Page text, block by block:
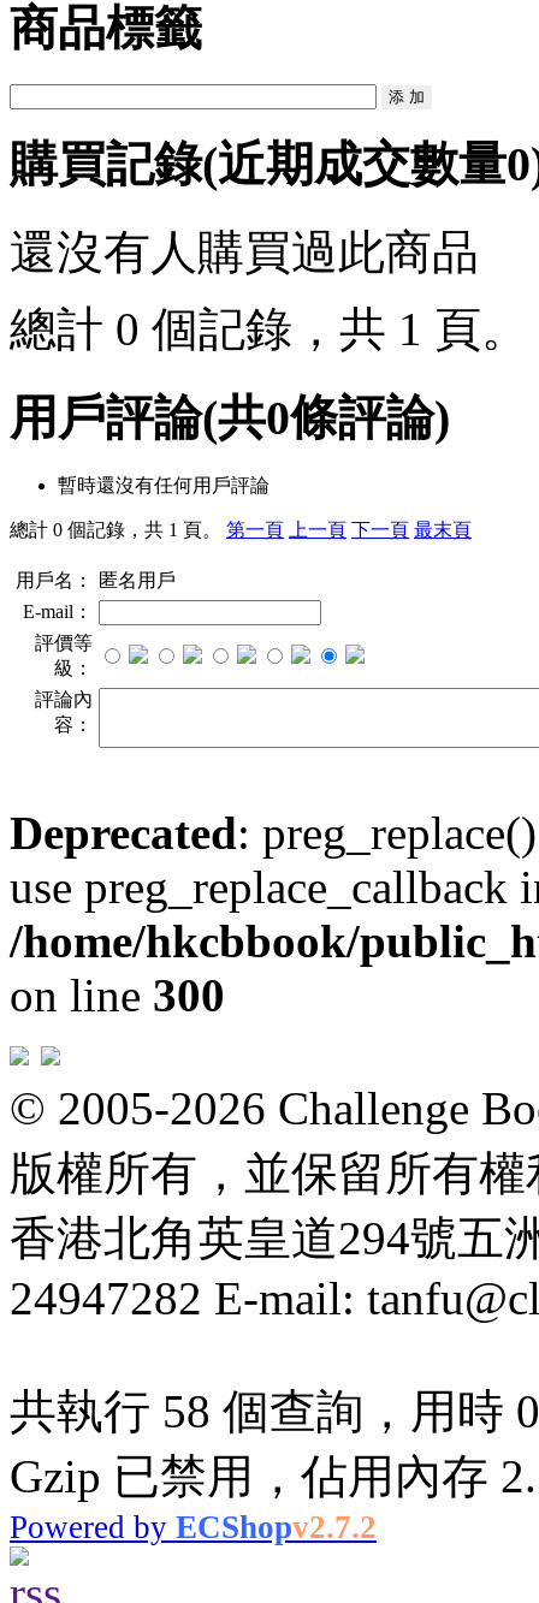
商品標籤
購買記錄(近期成交數量0
還沒有人購買過此商品
總計 0 個記錄，共 1 頁。
用戶評論(共0條評論)
暫時還沒有任何用戶評論
總計 0 個記錄，共 1 頁。 第一頁 上一頁 下一頁 最末頁
用戶名：
匿名用戶
E-mail：
評價等
級：
評論內
容：
Deprecated:
use preg_replace_callback
/home/hkcbbook/
on line 300
© 2005-2026 Challenge
版權所有，並保留所有權
香港北角英皇道294號五
24947282 E-mail:
共執行 58 個查詢，用時
Gzip 已禁用，佔用內存
Powered by ECShopv2.7.2